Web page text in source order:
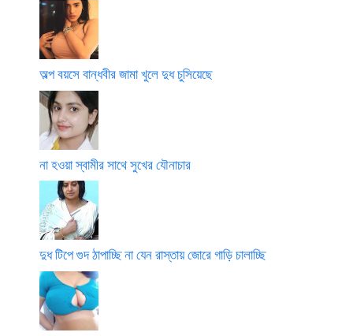
অল্প বয়সে বান্ধবীর জামা খুলে দুধ চুসিয়েছে
না হওয়া স্বামীর সাথে সুখের যৌনাচার
দুধ টিপে গুদ ঠাপাচ্ছি না যেন রাস্তায় জোরে গাড়ি চালাচ্ছি